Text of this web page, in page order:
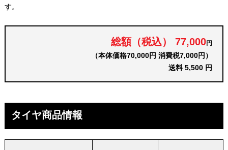
す。
総額（税込） 77,000円
（本体価格70,000円 消費税7,000円）
送料 5,500 円
タイヤ商品情報